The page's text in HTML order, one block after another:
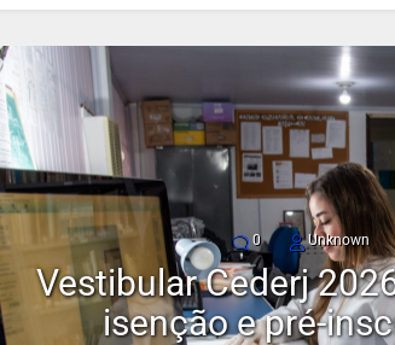
0 Unknown
Fornecimento de
bairros de Nova